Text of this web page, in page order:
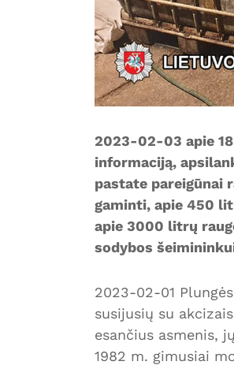
2023-02-03 apie
informaciją,
pastate pareigūnai
gaminti, apie 450
apie 3000 litrų
sodybos
2023-02-01
susijusių su
esančius asmenis,
1982 m. gimusiai